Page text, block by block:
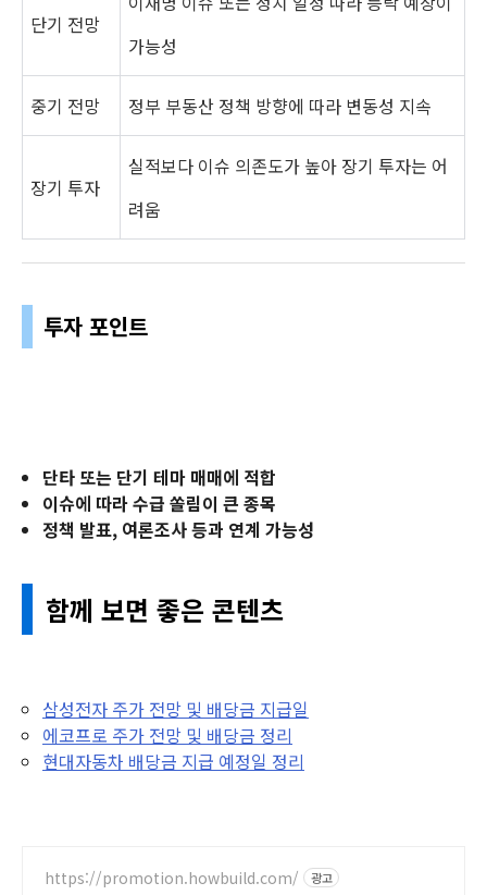
단기 전망
가능성
중기 전망 정부 부동산 정책 방향에 따라 변동성 지속
장기 투자
실적보다 이슈 의존도가 높아 장기 투자는 어
려움
투자 포인트
단타 또는 단기 테마 매매에 적합
이슈에 따라 수급 쏠림이 큰 종목
정책 발표, 여론조사 등과 연계 가능성
함께 보면 좋은 콘텐츠
삼성전자 주가 전망 및 배당금 지급일
에코프로 주가 전망 및 배당금 정리
현대자동차 배당금 지급 예정일 정리
https://promotion.howbuild.com/ 광고